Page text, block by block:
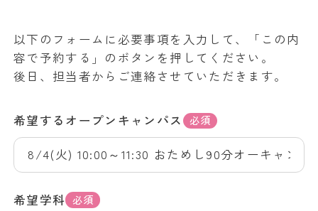
以下のフォームに必要事項を入力して、「この内
容で予約する」のボタンを押してください。
後日、担当者からご連絡させていただきます。
希望するオープンキャンパス 必須
希望学科 必須